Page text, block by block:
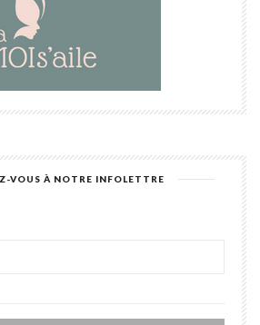
VOUS À NOTRE INFOLETTRE